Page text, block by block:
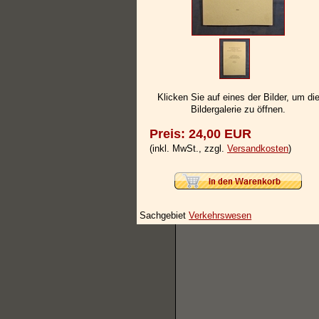
Klicken Sie auf eines der Bilder, um die
Bildergalerie zu öffnen.
Preis: 24,00 EUR
(inkl. MwSt., zzgl. Versandkosten)
SachgebietVerkehrswesen